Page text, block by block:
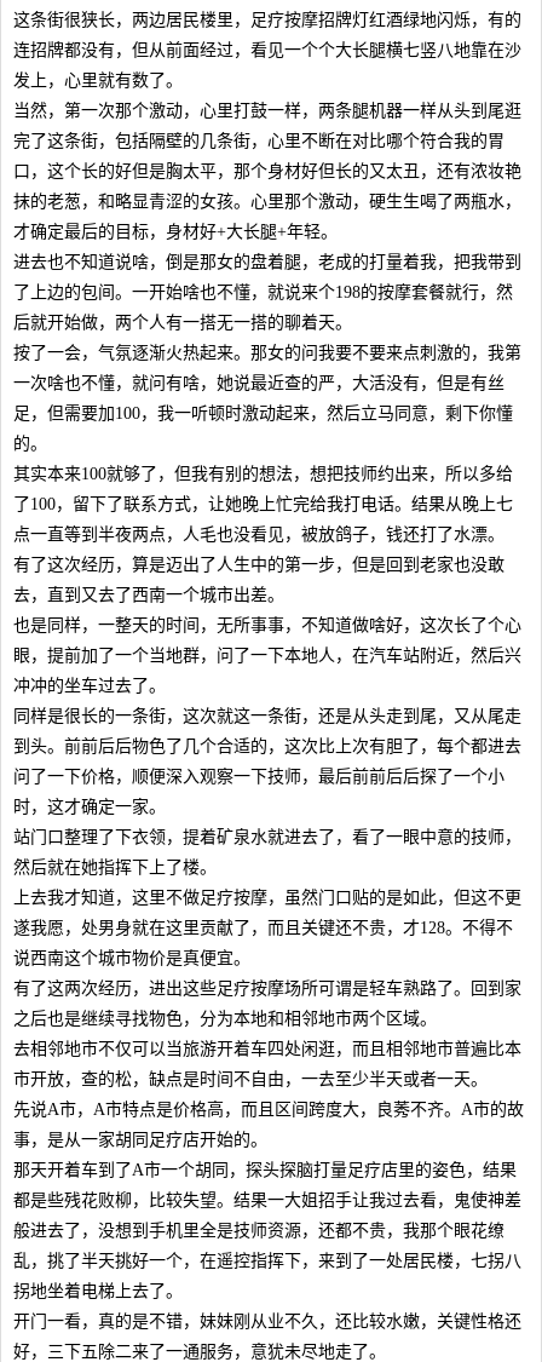
这条街很狭长，两边居民楼里，足疗按摩招牌灯红酒绿地闪烁，有的
连招牌都没有，但从前面经过，看见一个个大长腿横七竖八地靠在沙
发上，心里就有数了。
当然，第一次那个激动，心里打鼓一样，两条腿机器一样从头到尾逛
完了这条街，包括隔壁的几条街，心里不断在对比哪个符合我的胃
口，这个长的好但是胸太平，那个身材好但长的又太丑，还有浓妆艳
抹的老葱，和略显青涩的女孩。心里那个激动，硬生生喝了两瓶水，
才确定最后的目标，身材好+大长腿+年轻。
进去也不知道说啥，倒是那女的盘着腿，老成的打量着我，把我带到
了上边的包间。一开始啥也不懂，就说来个198的按摩套餐就行，然
后就开始做，两个人有一搭无一搭的聊着天。
按了一会，气氛逐渐火热起来。那女的问我要不要来点刺激的，我第
一次啥也不懂，就问有啥，她说最近查的严，大活没有，但是有丝
足，但需要加100，我一听顿时激动起来，然后立马同意，剩下你懂
的。
其实本来100就够了，但我有别的想法，想把技师约出来，所以多给
了100，留下了联系方式，让她晚上忙完给我打电话。结果从晚上七
点一直等到半夜两点，人毛也没看见，被放鸽子，钱还打了水漂。
有了这次经历，算是迈出了人生中的第一步，但是回到老家也没敢
去，直到又去了西南一个城市出差。
也是同样，一整天的时间，无所事事，不知道做啥好，这次长了个心
眼，提前加了一个当地群，问了一下本地人，在汽车站附近，然后兴
冲冲的坐车过去了。
同样是很长的一条街，这次就这一条街，还是从头走到尾，又从尾走
到头。前前后后物色了几个合适的，这次比上次有胆了，每个都进去
问了一下价格，顺便深入观察一下技师，最后前前后后探了一个小
时，这才确定一家。
站门口整理了下衣领，提着矿泉水就进去了，看了一眼中意的技师，
然后就在她指挥下上了楼。
上去我才知道，这里不做足疗按摩，虽然门口贴的是如此，但这不更
遂我愿，处男身就在这里贡献了，而且关键还不贵，才128。不得不
说西南这个城市物价是真便宜。
有了这两次经历，进出这些足疗按摩场所可谓是轻车熟路了。回到家
之后也是继续寻找物色，分为本地和相邻地市两个区域。
去相邻地市不仅可以当旅游开着车四处闲逛，而且相邻地市普遍比本
市开放，查的松，缺点是时间不自由，一去至少半天或者一天。
先说A市，A市特点是价格高，而且区间跨度大，良莠不齐。A市的故
事，是从一家胡同足疗店开始的。
那天开着车到了A市一个胡同，探头探脑打量足疗店里的姿色，结果
都是些残花败柳，比较失望。结果一大姐招手让我过去看，鬼使神差
般进去了，没想到手机里全是技师资源，还都不贵，我那个眼花缭
乱，挑了半天挑好一个，在遥控指挥下，来到了一处居民楼，七拐八
拐地坐着电梯上去了。
开门一看，真的是不错，妹妹刚从业不久，还比较水嫩，关键性格还
好，三下五除二来了一通服务，意犹未尽地走了。